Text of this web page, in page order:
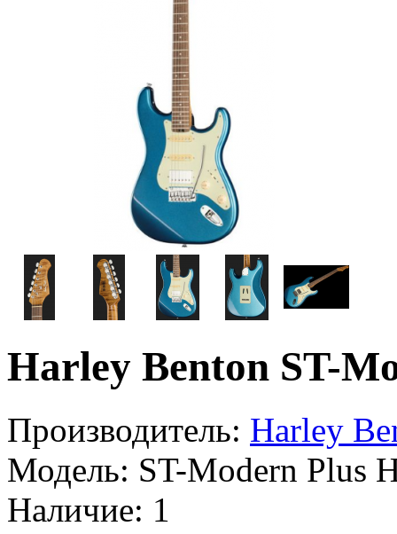
Harley Benton ST-
Производитель: Harley
Модель: ST-Modern Plus
Наличие: 1